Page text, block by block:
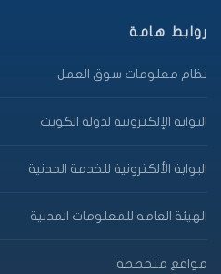
روابط هامة
نظام معلومات سوق العمل
البوابة الإلكترونية لدولة الكويت
البوابة الألكترونية للخدمة المدنية
الهيئة العامه للمعلومات المدنية
مواقع متخصصة